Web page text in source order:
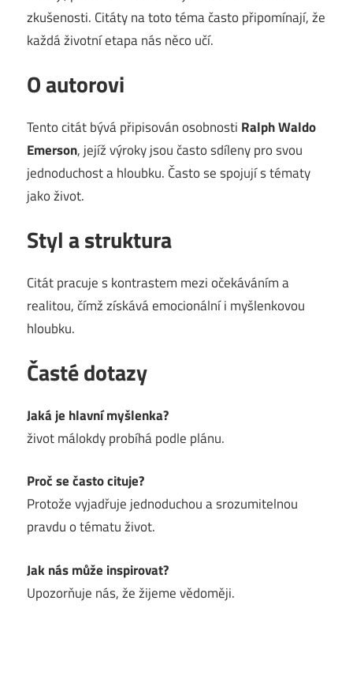
zkušenosti. Citáty na toto téma často připomínají, že
každá životní etapa nás něco učí.
O autorovi
Tento citát bývá připisován osobnosti Ralph Waldo
Emerson, jejíž výroky jsou často sdíleny pro svou
jednoduchost a hloubku. Často se spojují s tématy
jako život.
Styl a struktura
Citát pracuje s kontrastem mezi očekáváním a
realitou, čímž získává emocionální i myšlenkovou
hloubku.
Časté dotazy
Jaká je hlavní myšlenka?
život málokdy probíhá podle plánu.
Proč se často cituje?
Protože vyjadřuje jednoduchou a srozumitelnou
pravdu o tématu život.
Jak nás může inspirovat?
Upozorňuje nás, že žijeme vědoměji.